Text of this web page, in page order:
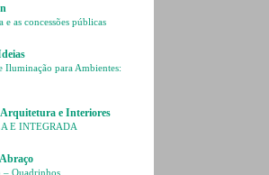
as concessões públicas
Iluminação para Ambientes:
e Interiores
E INTEGRADA
– Quadrinhos